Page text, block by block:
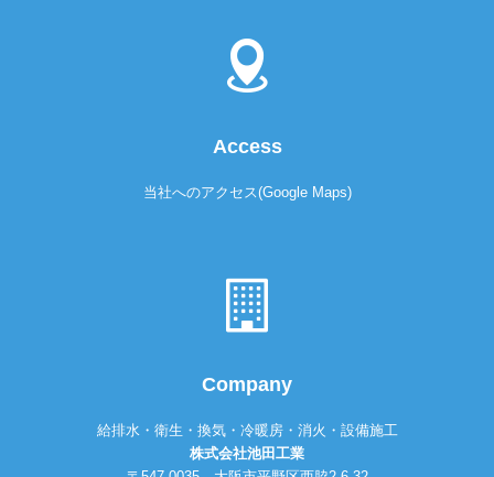
Access
当社へのアクセス(Google Maps)
Company
給排水・衛生・換気・冷暖房・消火・設備施工
株式会社池田工業